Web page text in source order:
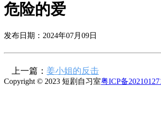
危险的爱
发布日期：2024年07月09日
上一篇： 姜小姐的反击
Copyright © 2023 短剧自习室粤ICP备